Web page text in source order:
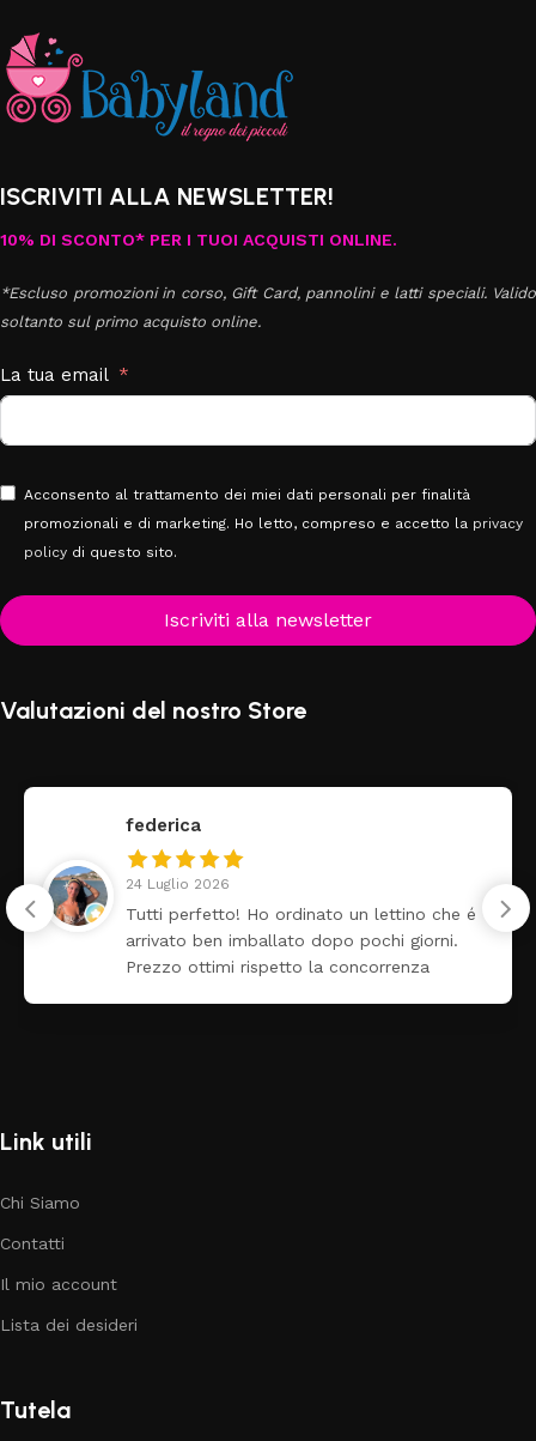
ISCRIVITI ALLA NEWSLETTER!
10% DI SCONTO* PER I TUOI ACQUISTI ONLINE.
*Escluso promozioni in corso, Gift Card, pannolini e latti speciali. Valido
soltanto sul primo acquisto online.
La tua email
Acconsento al trattamento dei miei dati personali per finalità
promozionali e di marketing. Ho letto, compreso e accetto la privacy
policy di questo sito.
Iscriviti alla newsletter
Valutazioni del nostro Store
federica
24 Luglio 2026
Tutti perfetto! Ho ordinato un lettino che é
arrivato ben imballato dopo pochi giorni.
Prezzo ottimi rispetto la concorrenza
Link utili
Chi Siamo
Contatti
Il mio account
Lista dei desideri
Tutela